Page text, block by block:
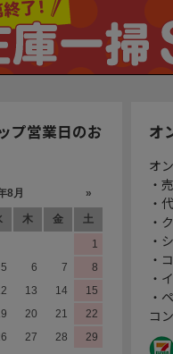
プ営業日のお
オ
オ
・
・
・
・
・
・
・
コ